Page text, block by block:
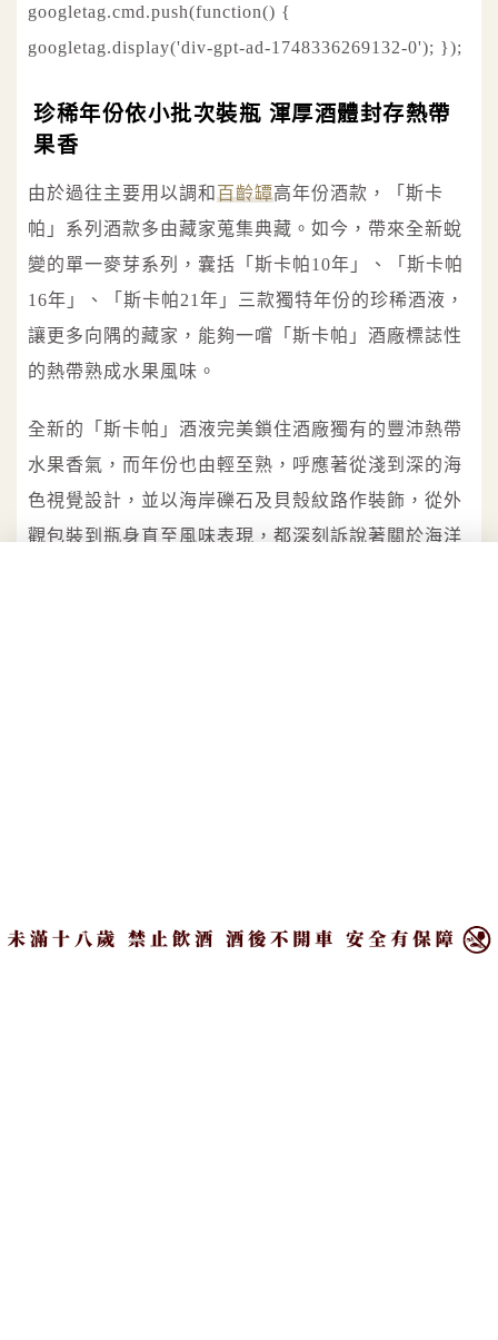
googletag.cmd.push(function() {
googletag.display('div-gpt-ad-1748336269132-0'); });
珍稀年份依小批次裝瓶 渾厚酒體封存熱帶
果香
由於過往主要用以調和百齡罈高年份酒款，「斯卡
帕」系列酒款多由藏家蒐集典藏。如今，帶來全新蛻
變的單一麥芽系列，囊括「斯卡帕10年」、「斯卡帕
16年」、「斯卡帕21年」三款獨特年份的珍稀酒液，
讓更多向隅的藏家，能夠一嚐「斯卡帕」酒廠標誌性
的熱帶熟成水果風味。
全新的「斯卡帕」酒液完美鎖住酒廠獨有的豐沛熱帶
水果香氣，而年份也由輕至熟，呼應著從淺到深的海
色視覺設計，並以海岸礫石及貝殼紋路作裝飾，從外
觀包裝到瓶身直至風味表現，都深刻訴說著關於海洋
群島，聞香充斥多汁芒果及奢華的皮革香氣，結合香